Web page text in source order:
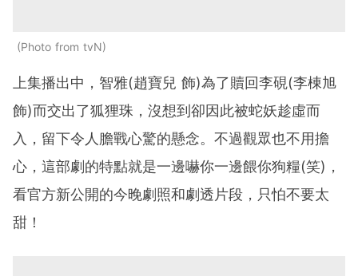
Photo from tvN
上集播出中，智雅(趙寶兒 飾)為了贖回李硯(李棟旭
飾)而交出了狐狸珠，沒想到卻因此被蛇妖趁虛而
入，留下令人膽戰心驚的懸念。不過觀眾也不用擔
心，這部劇的特點就是一邊嚇你一邊餵你狗糧(笑)，
看官方新公開的今晚劇照和劇透片段，只怕不要太
甜！